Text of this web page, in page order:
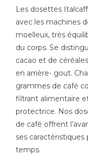
Les dosettes
avec les machines
moelleux, très
du corps. Se
cacao et de
en arrière- gout.
grammes de café
filtrant alimentaire
protectrice. Nos
de café offrent
ses
temps.